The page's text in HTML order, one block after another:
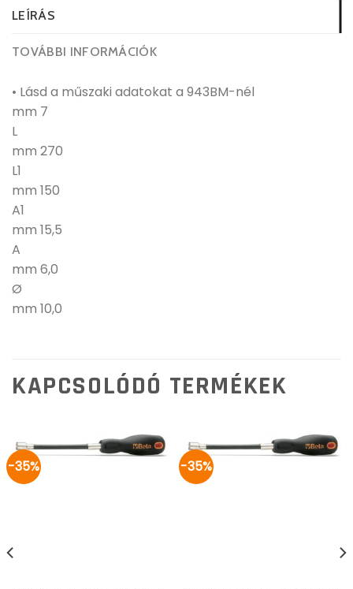
LEÍRÁS
TOVÁBBI INFORMÁCIÓK
• Lásd a műszaki adatokat a 943BM-nél
mm 7
L
mm 270
L1
mm 150
A1
mm 15,5
A
mm 6,0
Ø
mm 10,0
KAPCSOLÓDÓ TERMÉKEK
-35% -35%